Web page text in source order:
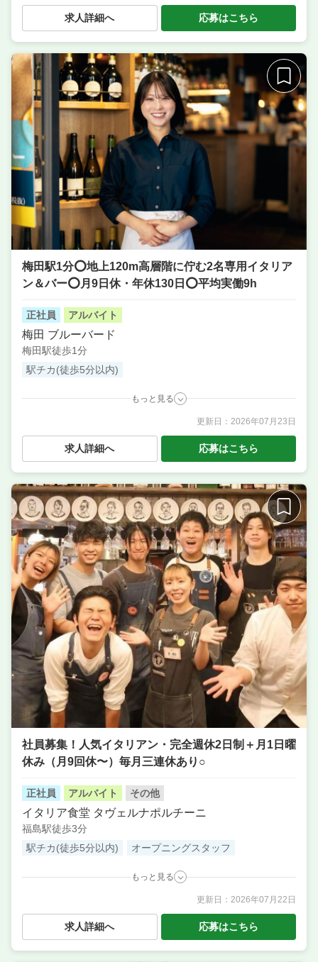
／ 調理補助・調理見習い ／ バーテンダー ／ レセプシ
ョン・フロント ／ ソムリエ ／ ピザ職人・ピッツァイ
業態 イタリアン・ステーキ・居酒屋
住所 大阪府大阪市北区梅田3-1-1 大丸梅田店 14F
席数 100席以上
単価 5000円〜7000円
求人詳細へ 応募はこちら
梅田駅1分⭕地上120m高層階に佇む2名専用イタリア
ン＆バー⭕月9日休・年休130日⭕平均実働9h
正社員 アルバイト
梅田 ブルーバード
梅田駅徒歩1分
駅チカ(徒歩5分以内)
もっと見る
サービス・ホール ／ 調理・キッチンスタッフ・板前
／ 調理補助・調理見習い ／ 料理長候補（シェフ・板
長など） ／ 店長候補・マネージャー ／ 本部スタッ
業態 2名専用イタリアン＆スカイバー
住所 大阪府大阪市北区角田町８−１ 梅田阪急ビル 15F
席数 50席〜75席
単価 5000円〜7000円
更新日： 2026年07月23日
求人詳細へ 応募はこちら
社員募集！人気イタリアン・完全週休2日制＋月1日曜
休み（月9回休〜）毎月三連休あり○
正社員 アルバイト その他
イタリア食堂 タヴェルナポルチーニ
福島駅徒歩3分
駅チカ(徒歩5分以内)
オープニングスタッフ
もっと見る
サービス・ホール ／ 調理・キッチンスタッフ・板前
／ 調理補助・調理見習い
酒場 バール イタリアン
住所 大阪府大阪市福島区福島5-10-19
更新日： 2026年07月22日
求人詳細へ 応募はこちら